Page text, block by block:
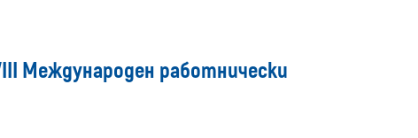
Международен работнически